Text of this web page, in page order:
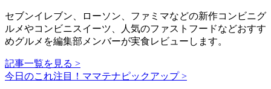
セブンイレブン、ローソン、ファミマなどの新作コンビニグ
ルメやコンビニスイーツ、人気のファストフードなどおすす
めグルメを編集部メンバーが実食レビューします。
記事一覧を見る >
今日のこれ注目！ママテナピックアップ >